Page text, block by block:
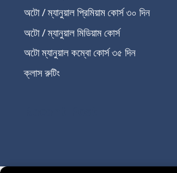
অটো / ম্যানুয়াল প্রিমিয়াম কোর্স ৩০ দিন
অটো / ম্যানুয়াল মিডিয়াম কোর্স
অটো ম্যানুয়াল কম্বো কোর্স ৩৫ দিন
ক্লাস রুটিং